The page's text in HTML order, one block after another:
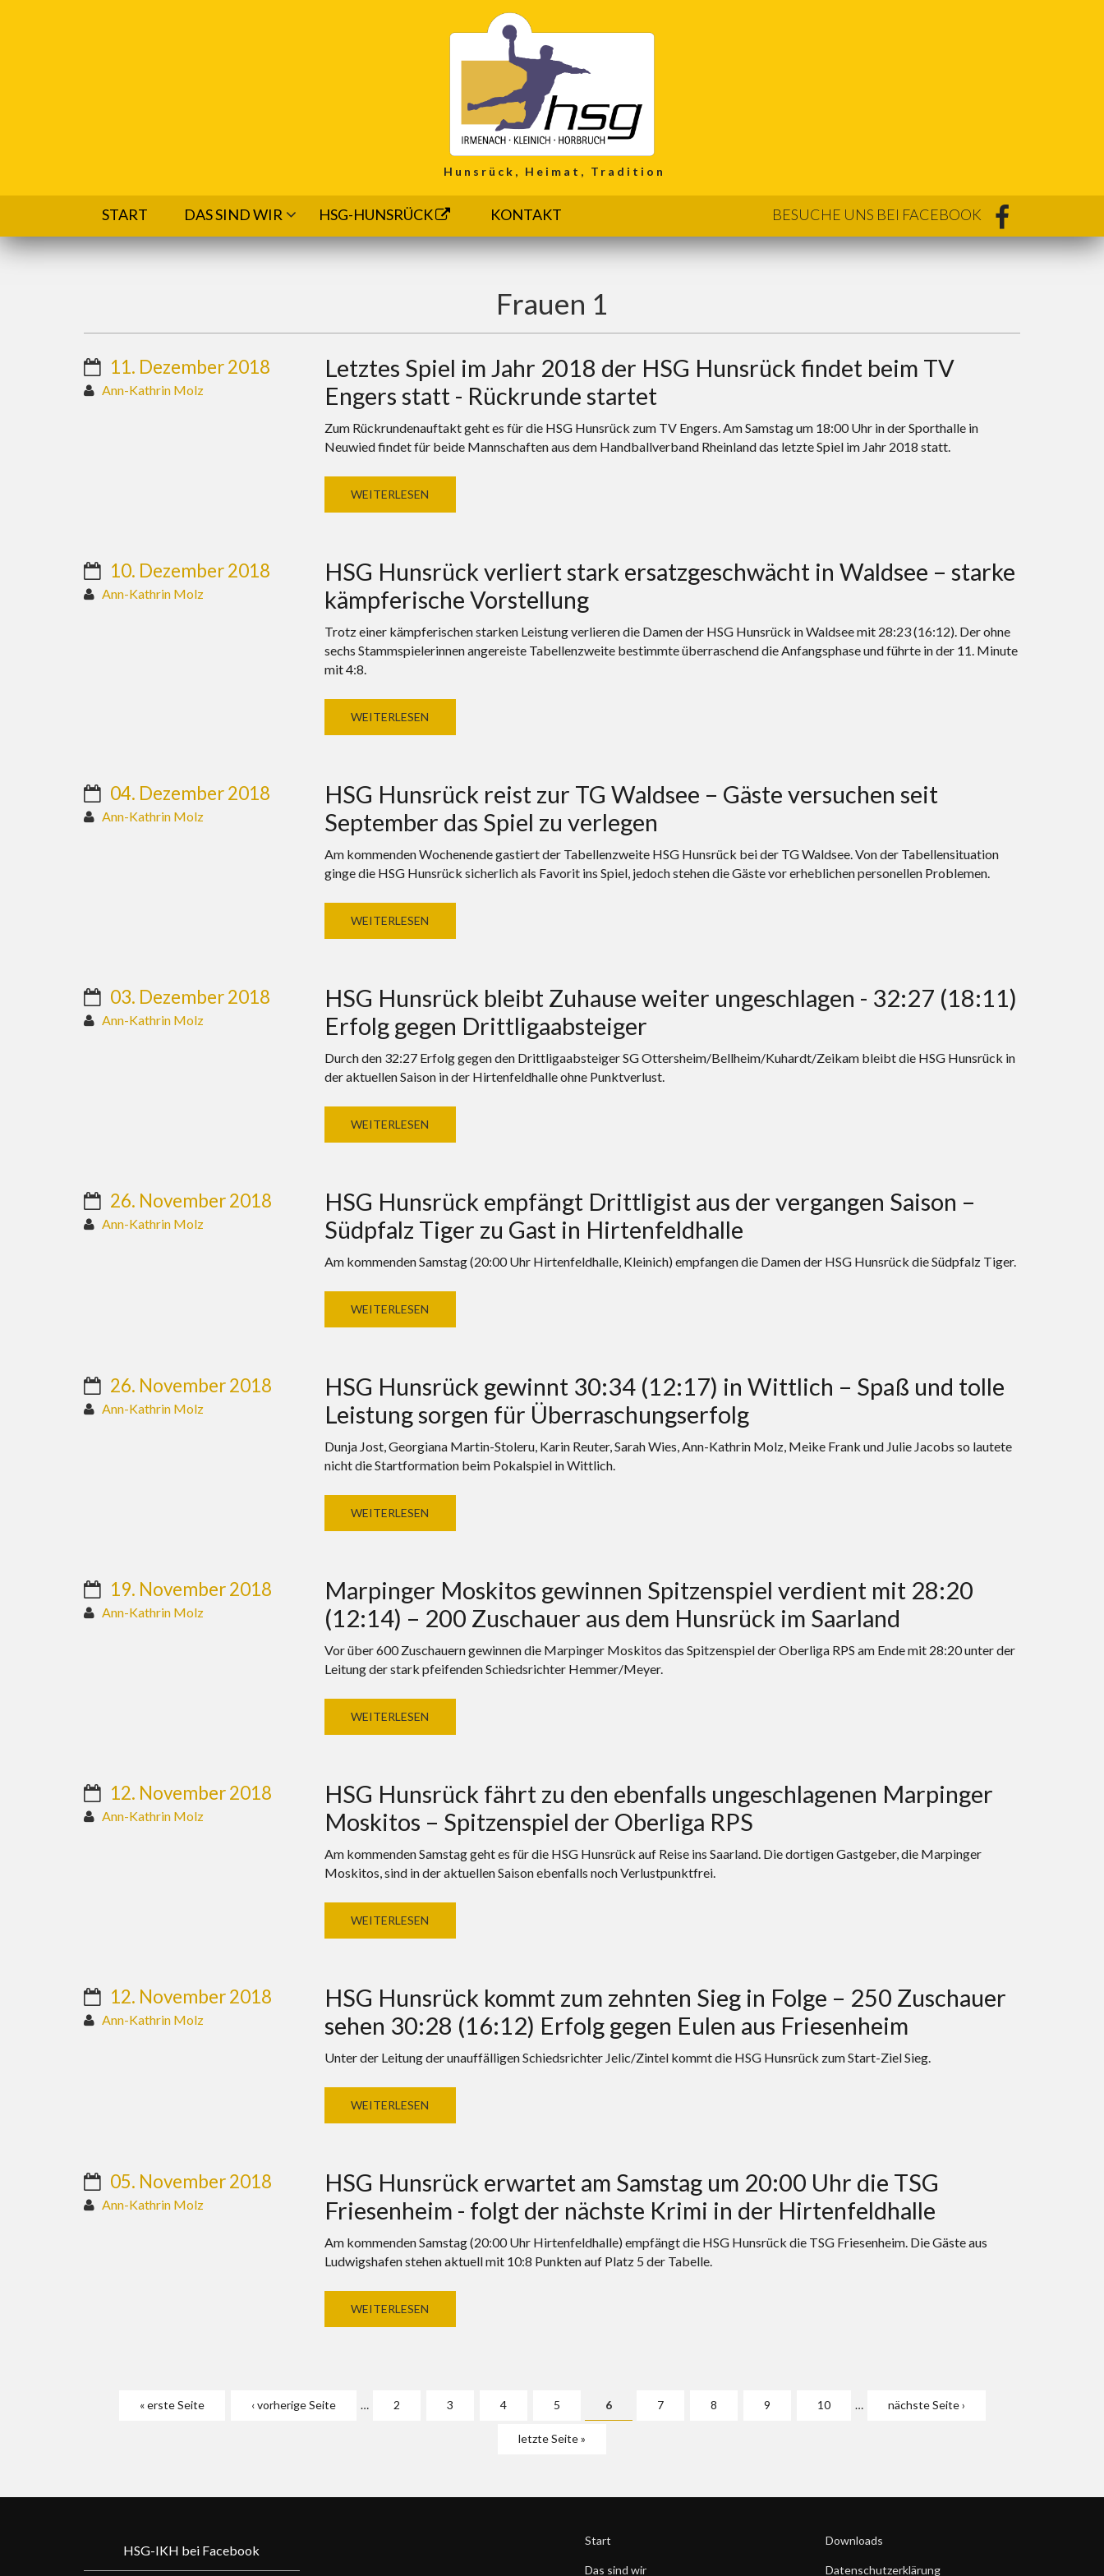
Hunsrück, Heimat, Tradition
START DAS SIND WIR HSG-HUNSRÜCK KONTAKT BESUCHE UNS BEI FACEBOOK
Frauen 1
11. Dezember 2018
Ann-Kathrin Molz
Letztes Spiel im Jahr 2018 der HSG Hunsrück findet beim TV
Engers statt - Rückrunde startet
Zum Rückrundenauftakt geht es für die HSG Hunsrück zum TV Engers. Am Samstag um 18:00 Uhr in der Sporthalle in
Neuwied findet für beide Mannschaften aus dem Handballverband Rheinland das letzte Spiel im Jahr 2018 statt.
WEITERLESEN
10. Dezember 2018
Ann-Kathrin Molz
HSG Hunsrück verliert stark ersatzgeschwächt in Waldsee – starke
kämpferische Vorstellung
Trotz einer kämpferischen starken Leistung verlieren die Damen der HSG Hunsrück in Waldsee mit 28:23 (16:12). Der ohne
sechs Stammspielerinnen angereiste Tabellenzweite bestimmte überraschend die Anfangsphase und führte in der 11. Minute
mit 4:8.
WEITERLESEN
04. Dezember 2018
Ann-Kathrin Molz
HSG Hunsrück reist zur TG Waldsee – Gäste versuchen seit
September das Spiel zu verlegen
Am kommenden Wochenende gastiert der Tabellenzweite HSG Hunsrück bei der TG Waldsee. Von der Tabellensituation
ginge die HSG Hunsrück sicherlich als Favorit ins Spiel, jedoch stehen die Gäste vor erheblichen personellen Problemen.
WEITERLESEN
03. Dezember 2018
Ann-Kathrin Molz
HSG Hunsrück bleibt Zuhause weiter ungeschlagen - 32:27 (18:11)
Erfolg gegen Drittligaabsteiger
Durch den 32:27 Erfolg gegen den Drittligaabsteiger SG Ottersheim/Bellheim/Kuhardt/Zeikam bleibt die HSG Hunsrück in
der aktuellen Saison in der Hirtenfeldhalle ohne Punktverlust.
WEITERLESEN
26. November 2018
Ann-Kathrin Molz
HSG Hunsrück empfängt Drittligist aus der vergangen Saison –
Südpfalz Tiger zu Gast in Hirtenfeldhalle
Am kommenden Samstag (20:00 Uhr Hirtenfeldhalle, Kleinich) empfangen die Damen der HSG Hunsrück die Südpfalz Tiger.
WEITERLESEN
26. November 2018
Ann-Kathrin Molz
HSG Hunsrück gewinnt 30:34 (12:17) in Wittlich – Spaß und tolle
Leistung sorgen für Überraschungserfolg
Dunja Jost, Georgiana Martin-Stoleru, Karin Reuter, Sarah Wies, Ann-Kathrin Molz, Meike Frank und Julie Jacobs so lautete
nicht die Startformation beim Pokalspiel in Wittlich.
WEITERLESEN
19. November 2018
Ann-Kathrin Molz
Marpinger Moskitos gewinnen Spitzenspiel verdient mit 28:20
(12:14) – 200 Zuschauer aus dem Hunsrück im Saarland
Vor über 600 Zuschauern gewinnen die Marpinger Moskitos das Spitzenspiel der Oberliga RPS am Ende mit 28:20 unter der
Leitung der stark pfeifenden Schiedsrichter Hemmer/Meyer.
WEITERLESEN
12. November 2018
Ann-Kathrin Molz
HSG Hunsrück fährt zu den ebenfalls ungeschlagenen Marpinger
Moskitos – Spitzenspiel der Oberliga RPS
Am kommenden Samstag geht es für die HSG Hunsrück auf Reise ins Saarland. Die dortigen Gastgeber, die Marpinger
Moskitos, sind in der aktuellen Saison ebenfalls noch Verlustpunktfrei.
WEITERLESEN
12. November 2018
Ann-Kathrin Molz
HSG Hunsrück kommt zum zehnten Sieg in Folge – 250 Zuschauer
sehen 30:28 (16:12) Erfolg gegen Eulen aus Friesenheim
Unter der Leitung der unauffälligen Schiedsrichter Jelic/Zintel kommt die HSG Hunsrück zum Start-Ziel Sieg.
WEITERLESEN
05. November 2018
Ann-Kathrin Molz
HSG Hunsrück erwartet am Samstag um 20:00 Uhr die TSG
Friesenheim - folgt der nächste Krimi in der Hirtenfeldhalle
Am kommenden Samstag (20:00 Uhr Hirtenfeldhalle) empfängt die HSG Hunsrück die TSG Friesenheim. Die Gäste aus
Ludwigshafen stehen aktuell mit 10:8 Punkten auf Platz 5 der Tabelle.
WEITERLESEN
« erste Seite ‹ vorherige Seite … 2 3 4 5 6 7 8 9 10 … nächste Seite ›
letzte Seite »
HSG-IKH bei Facebook
Start
Das sind wir
Downloads
Datenschutzerklärung